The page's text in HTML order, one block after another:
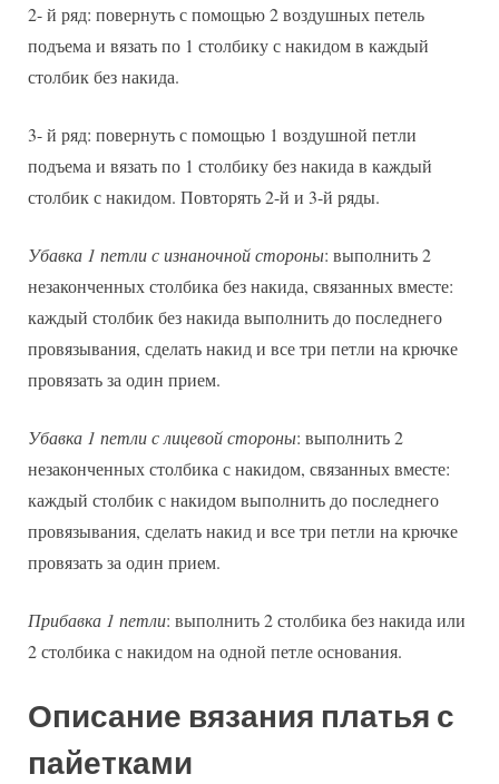
2- й ряд: повернуть с помощью 2 воздушных петель
подъема и вязать по 1 столбику с накидом в каждый
столбик без накида.
3- й ряд: повернуть с помощью 1 воздушной петли
подъема и вязать по 1 столбику без накида в каждый
столбик с накидом. Повторять 2-й и 3-й ряды.
Убавка 1 петли с изнаночной стороны: выполнить 2
незаконченных столбика без накида, связанных вместе:
каждый столбик без накида выполнить до последнего
провязывания, сделать накид и все три петли на крючке
провязать за один прием.
Убавка 1 петли с лицевой стороны: выполнить 2
незаконченных столбика с накидом, связанных вместе:
каждый столбик с накидом выполнить до последнего
провязывания, сделать накид и все три петли на крючке
провязать за один прием.
Прибавка 1 петли: выполнить 2 столбика без накида или
2 столбика с накидом на одной петле основания.
Описание вязания платья с
пайетками